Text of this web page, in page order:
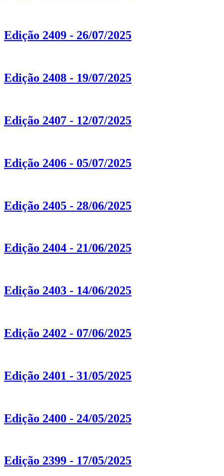
Edição 2409 - 26/07/2025
Edição 2408 - 19/07/2025
Edição 2407 - 12/07/2025
Edição 2406 - 05/07/2025
Edição 2405 - 28/06/2025
Edição 2404 - 21/06/2025
Edição 2403 - 14/06/2025
Edição 2402 - 07/06/2025
Edição 2401 - 31/05/2025
Edição 2400 - 24/05/2025
Edição 2399 - 17/05/2025